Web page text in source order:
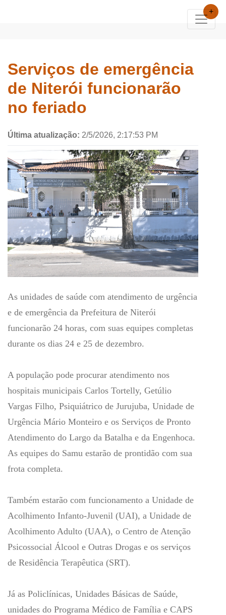
+
Serviços de emergência
de Niterói funcionarão
no feriado
Última atualização: 2/5/2026, 2:17:53 PM
As unidades de saúde com atendimento de urgência
e de emergência da Prefeitura de Niterói
funcionarão 24 horas, com suas equipes completas
durante os dias 24 e 25 de dezembro.
A população pode procurar atendimento nos
hospitais municipais Carlos Tortelly, Getúlio
Vargas Filho, Psiquiátrico de Jurujuba, Unidade de
Urgência Mário Monteiro e os Serviços de Pronto
Atendimento do Largo da Batalha e da Engenhoca.
As equipes do Samu estarão de prontidão com sua
frota completa.
Também estarão com funcionamento a Unidade de
Acolhimento Infanto-Juvenil (UAI), a Unidade de
Acolhimento Adulto (UAA), o Centro de Atenção
Psicossocial Álcool e Outras Drogas e os serviços
de Residência Terapêutica (SRT).
Já as Policlínicas, Unidades Básicas de Saúde,
unidades do Programa Médico de Família e CAPS